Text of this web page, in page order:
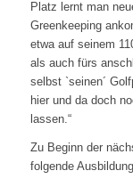
Platz lernt man
Greenkeeping
etwa auf seinem
als auch fürs
selbst `seinen´
hier und da doch
lassen.“
Zu Beginn der
folgende